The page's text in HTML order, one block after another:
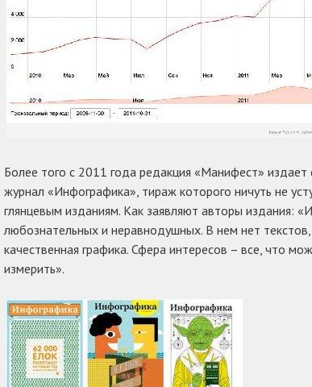
Более того с 2011 года редакция «Манифест»
журнал «Инфографика», тираж которого ничуть не
глянцевым изданиям. Как заявляют авторы издания:
любознательных и неравнодушных. В нем нет
качественная графика. Сфера интересов – все, что
измерить».